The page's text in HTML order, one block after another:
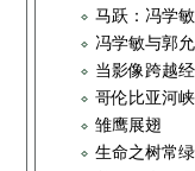
马跃：冯学
冯学敏与郭
当影像跨越
哥伦比亚河
雏鹰展翅
生命之树常绿